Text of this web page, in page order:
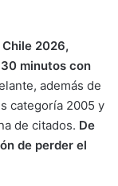
2026,
minutos con
además de
categoría 2005 y
de citados. De
de perder el